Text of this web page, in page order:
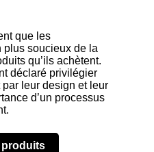
que les
plus soucieux de la
qu’ils achètent.
déclaré privilégier
leur design et leur
d’un processus
produits